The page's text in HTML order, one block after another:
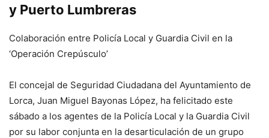
y Puerto Lumbreras
Colaboración entre Policía Local y Guardia Civil en la
‘Operación Crepúsculo’
El concejal de Seguridad Ciudadana del Ayuntamiento de
Lorca, Juan Miguel Bayonas López, ha felicitado este
sábado a los agentes de la Policía Local y la Guardia Civil
por su labor conjunta en la desarticulación de un grupo